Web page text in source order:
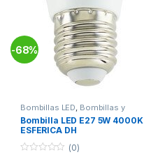
-68%
Bombillas LED, Bombillas y
Tubos ,Electricidad
Bombilla LED E27 5W 4000K
ESFERICA DH
(0)